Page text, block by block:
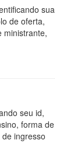
sua
de oferta,
ministrante,
seu id,
forma de
ingresso